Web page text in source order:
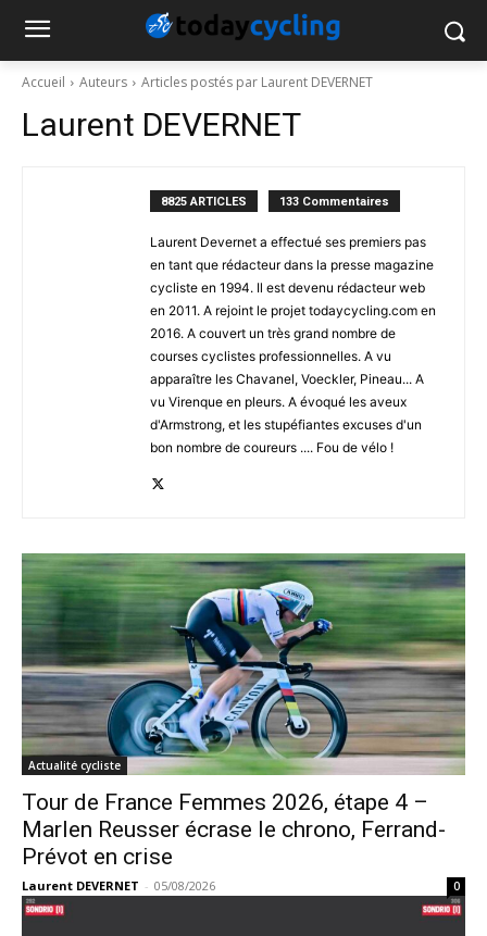
Accueil Auteurs Articles postés par Laurent DEVERNET
Laurent DEVERNET
8825 ARTICLES 133 Commentaires
Laurent Devernet a effectué ses premiers pas
en tant que rédacteur dans la presse magazine
cycliste en 1994. Il est devenu rédacteur web
en 2011. A rejoint le projet todaycycling.com en
2016. A couvert un très grand nombre de
courses cyclistes professionnelles. A vu
apparaître les Chavanel, Voeckler, Pineau... A
vu Virenque en pleurs. A évoqué les aveux
d'Armstrong, et les stupéfiantes excuses d'un
bon nombre de coureurs .... Fou de vélo !
Actualité cycliste
Tour de France Femmes 2026, étape 4 –
Marlen Reusser écrase le chrono, Ferrand-
Prévot en crise
Laurent DEVERNET - 05/08/2026 0